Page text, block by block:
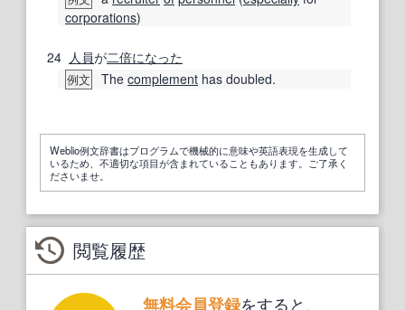
corporations)
24 人員が二倍になった
例文 The complement has doubled.
Weblio例文辞書はプログラムで機械的に意味や英語表現を生成して
いるため、不適切な項目が含まれていることもあります。ご了承く
ださいませ。
閲覧履歴
無料会員登録をすると、